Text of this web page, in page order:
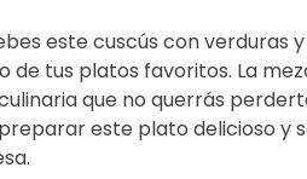
este cuscús con verduras
de tus platos favoritos. La
que no querrás
este plato delicioso y